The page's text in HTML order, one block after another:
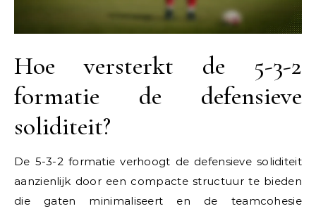
Hoe versterkt de 5-3-2
formatie de defensieve
soliditeit?
De 5-3-2 formatie verhoogt de defensieve soliditeit
aanzienlijk door een compacte structuur te bieden
die gaten minimaliseert en de teamcohesie